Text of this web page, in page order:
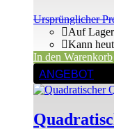
Ursprünglicher
Auf Lager
Kann
In den Warenkorb
ANGEBOT